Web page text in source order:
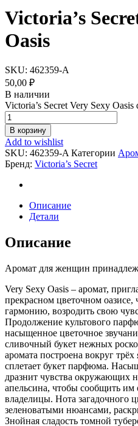
Victoria’s
Oasis
SKU: 462359-A
50,00 ₽
В наличии
Victoria’s Secret Very Sexy Oasis
В корзину
Add to wishlist
SKU: 462359-A Категории
Бренд: Victoria’s Secret
Описание
Детали
Описание
Аромат для женщин
Very Sexy Oasis – аромат,
прекрасном цветочном оазисе,
гармонию, возродить свою
Продолжение культового
насыщенное цветочное
сливочный букет нежных
аромата построена вокруг
сплетает букет парфюма.
дразнит чувства окружающих
апельсина, чтобы сообщить им
владелицы. Нота загадочного
зеленоватыми нюансами,
Знойная сладость томной